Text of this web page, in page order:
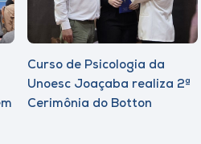
Curso de Psicologia da
Unoesc Joaçaba realiza 2ª
Cerimônia do Botton